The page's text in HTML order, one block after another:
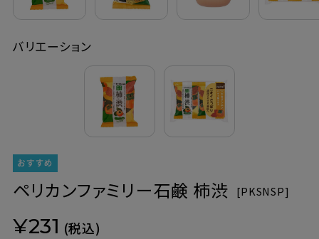
よくあるご質問
会員登録でお得
バリエーション
ペリカンファミリー石鹸 柿渋 [PKSNSP]
¥231 (税込)